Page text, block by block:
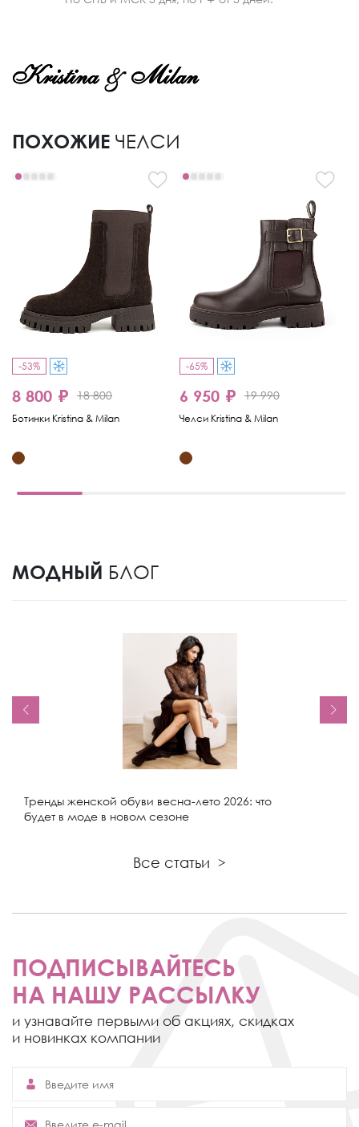
ПОХОЖИЕ ЧЕЛСИ
-53%
8 800 ₽ 18 800
Ботинки Kristina & Milan
-65%
6 950 ₽ 19 990
Челси Kristina & Milan
МОДНЫЙ БЛОГ
Тренды женской обуви весна-лето 2026: что
будет в моде в новом сезоне
Все статьи >
ПОДПИСЫВАЙТЕСЬ
НА НАШУ РАССЫЛКУ
и узнавайте первыми об акциях, скидках
и новинках компании